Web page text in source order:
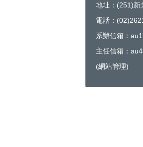
地址：(251)新
電話：
系辦信箱：
主任信箱：
(網站管理)